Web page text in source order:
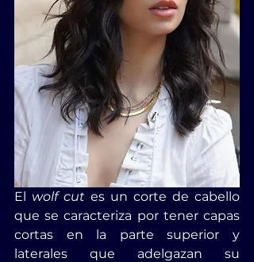
El wolf cut es un corte de cabello
que se caracteriza por tener capas
cortas en la parte superior y
laterales que adelgazan su